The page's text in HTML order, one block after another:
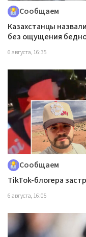
Сообщаем
Казахстанцы
без ощущения
6 августа, 16:35
Сообщаем
TikTok-блогера
6 августа, 16:05